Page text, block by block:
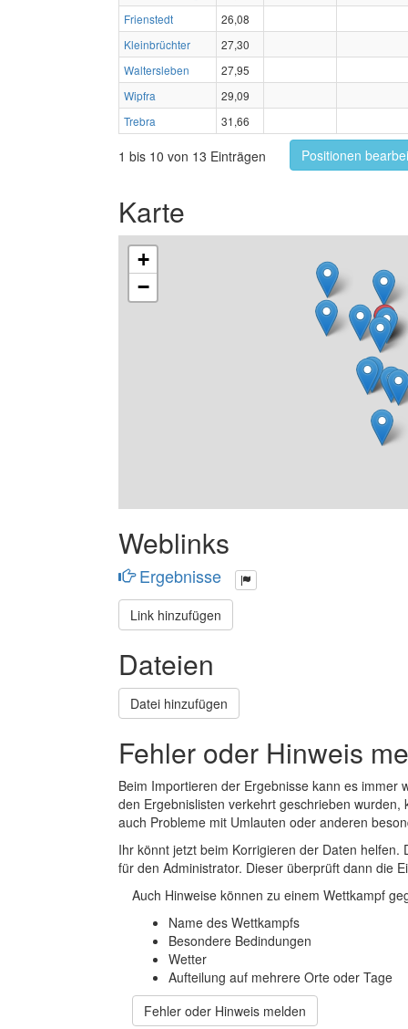
Frienstedt
26,08
Kleinbrüchter
27,30
Waltersleben
27,95
Wipfra
29,09
Trebra
31,66
1 bis 10 von 13 Einträgen Positionen
Karte
+
−
Weblinks
Ergebnisse
Link hinzufügen
Dateien
Datei hinzufügen
Fehler oder Hinweis
Beim Importieren der Ergebnisse kann es
den Ergebnislisten verkehrt geschrieben
auch Probleme mit Umlauten oder anderen
Ihr könnt jetzt beim Korrigieren der Daten
für den Administrator. Dieser überprüft dann die
Auch Hinweise können zu einem Wettkampf
Name des Wettkampfs
Besondere Bedindungen
Wetter
Aufteilung auf mehrere Orte oder Tage
Fehler oder Hinweis melden